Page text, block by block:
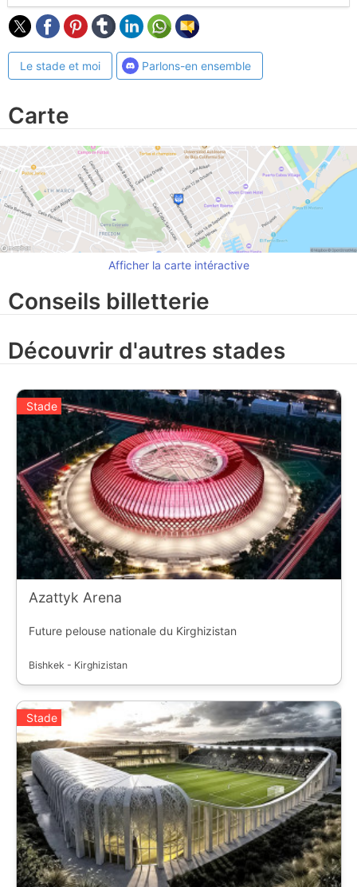
Le stade et moi Parlons-en ensemble
Carte
Afficher la carte intéractive
Conseils billetterie
Découvrir d'autres stades
Stade
Azattyk Arena
Future pelouse nationale du Kirghizistan
Bishkek - Kirghizistan
Stade